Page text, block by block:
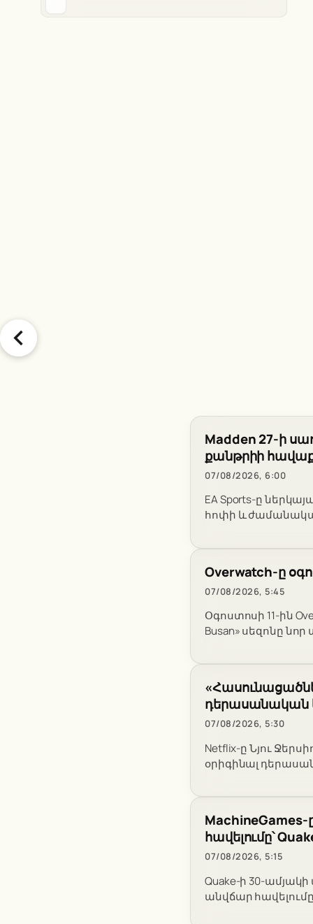
Madden 27-ի
քանթրիի
07/08/2026, 6:00
EA Sports-ը
հոփի և
Overwatch-ը
07/08/2026, 5:45
Օգոստոսի 11-ին
Busan» սեզոնը
դերասանական
07/08/2026, 5:30
Netflix-ը Նյու
օրիգինալ
հավելումը՝
07/08/2026, 5:15
Quake-ի 30-ամյակի
անվճար